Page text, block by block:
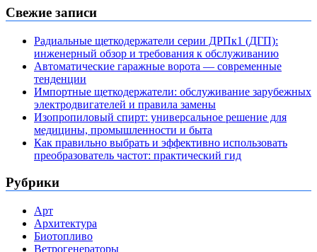
Свежие записи
Радиальные щеткодержатели серии ДРПк1 (ДГП):
инженерный обзор и требования к обслуживанию
Автоматические гаражные ворота — современные
тенденции
Импортные щеткодержатели: обслуживание зарубежных
электродвигателей и правила замены
Изопропиловый спирт: универсальное решение для
медицины, промышленности и быта
Как правильно выбрать и эффективно использовать
преобразователь частот: практический гид
Рубрики
Арт
Архитектура
Биотопливо
Ветрогенераторы